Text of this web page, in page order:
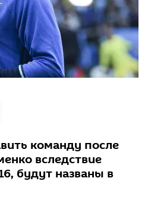
команду после
вследствие
будут названы в